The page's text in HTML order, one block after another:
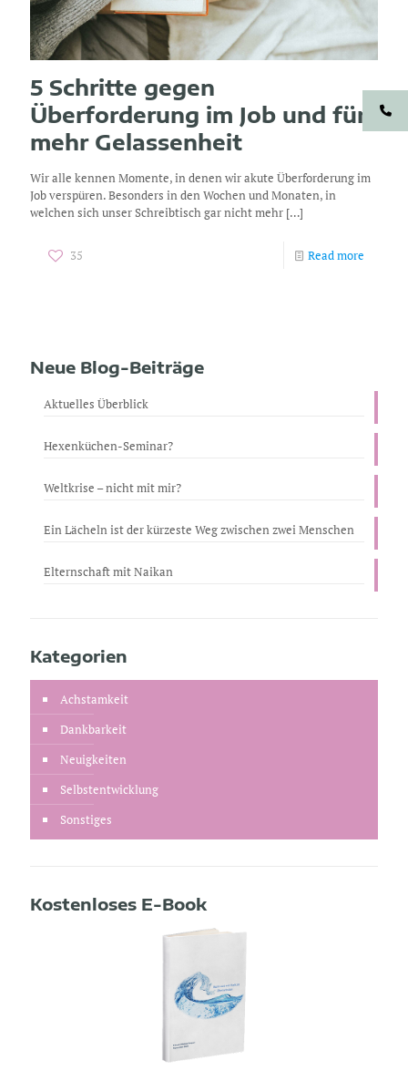
5 Schritte gegen
Überforderung im Job und für
mehr Gelassenheit
Wir alle kennen Momente, in denen wir akute Überforderung im
Job verspüren. Besonders in den Wochen und Monaten, in
welchen sich unser Schreibtisch gar nicht mehr […]
35 Read more
Neue Blog-Beiträge
Aktuelles Überblick
Hexenküchen-Seminar?
Weltkrise – nicht mit mir?
Ein Lächeln ist der kürzeste Weg zwischen zwei Menschen
Elternschaft mit Naikan
Kategorien
Achstamkeit
Dankbarkeit
Neuigkeiten
Selbstentwicklung
Sonstiges
Kostenloses E-Book